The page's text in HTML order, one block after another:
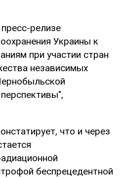
релизе
Украины к
при участии стран
независимых
что и через
беспрецедентной